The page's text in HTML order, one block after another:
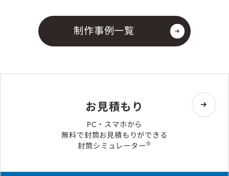
制作事例一覧
お見積もり
PC・スマホから
無料で封筒お見積もりができる
封筒シミュレーター®